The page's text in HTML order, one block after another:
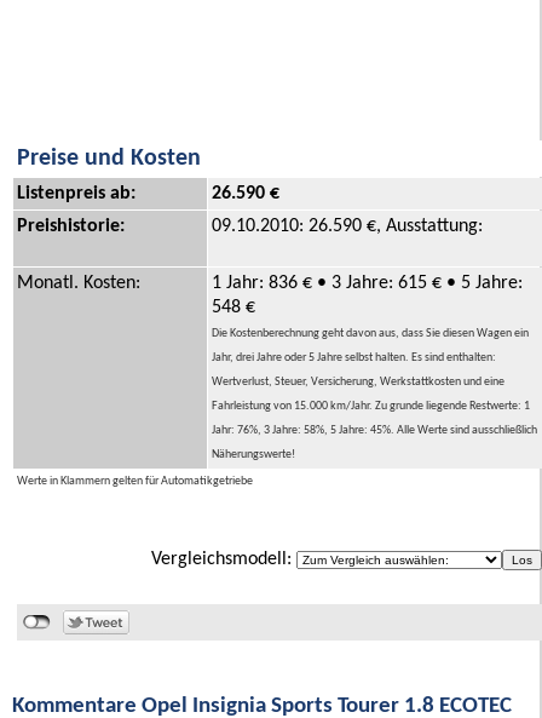
Preise und Kosten
Listenpreis ab:
26.590 €
Preishistorie:
09.10.2010: 26.590 €, Ausstattung:
Monatl. Kosten:
1 Jahr: 836 € • 3 Jahre: 615 € • 5 Jahre:
548 €
Die Kostenberechnung geht davon aus, dass Sie diesen Wagen ein
Jahr, drei Jahre oder 5 Jahre selbst halten. Es sind enthalten:
Wertverlust, Steuer, Versicherung, Werkstattkosten und eine
Fahrleistung von 15.000 km/Jahr. Zu grunde liegende Restwerte: 1
Jahr: 76%, 3 Jahre: 58%, 5 Jahre: 45%. Alle Werte sind ausschließlich
Näherungswerte!
Werte in Klammern gelten für Automatikgetriebe
Vergleichsmodell:
Kommentare Opel Insignia Sports Tourer 1.8 ECOTEC